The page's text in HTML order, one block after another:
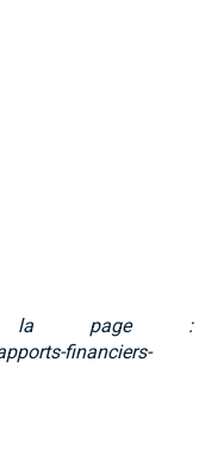
la page :
financiers-